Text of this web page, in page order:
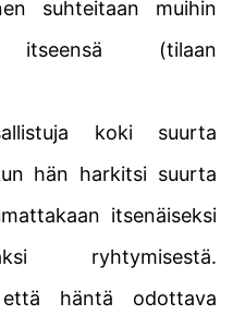
suhteitaan muihin
(tilaan
koki suurta
hän harkitsi suurta
itsenäiseksi
ryhtymisestä.
häntä odottava